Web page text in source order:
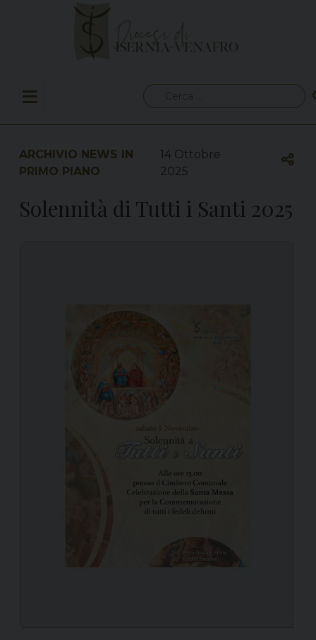
per:
ARCHIVIO NEWS IN
PRIMO PIANO
14 Ottobre
2025
Solennità di Tutti i Santi 2025